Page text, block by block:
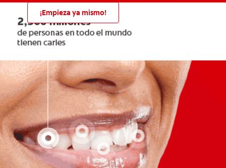
¡Empieza ya mismo!